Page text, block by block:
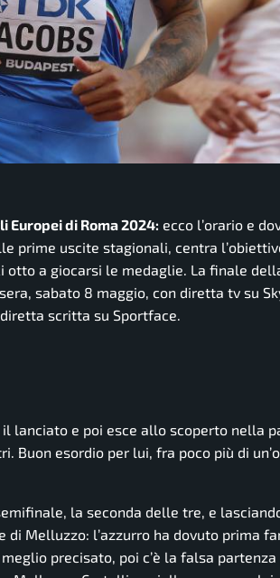
di Roma 2024: ecco l’orario e
prime uscite stagionali, centra
a giocarsi le medaglie. La finale
sabato 8 maggio, con diretta tv su
diretta scritta su Sportface.
lanciato e poi esce allo scoperto nella
Buon esordio per lui, fra poco più di
la seconda delle tre, e
di Melluzzo: l’azzurro ha dovuto prima
precisato, poi c’è la falsa